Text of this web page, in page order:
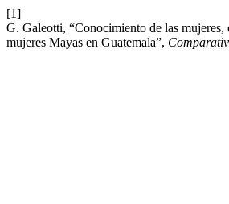
[1]
G. Galeotti, “Conocimiento de las
mujeres Mayas en Guatemala”,